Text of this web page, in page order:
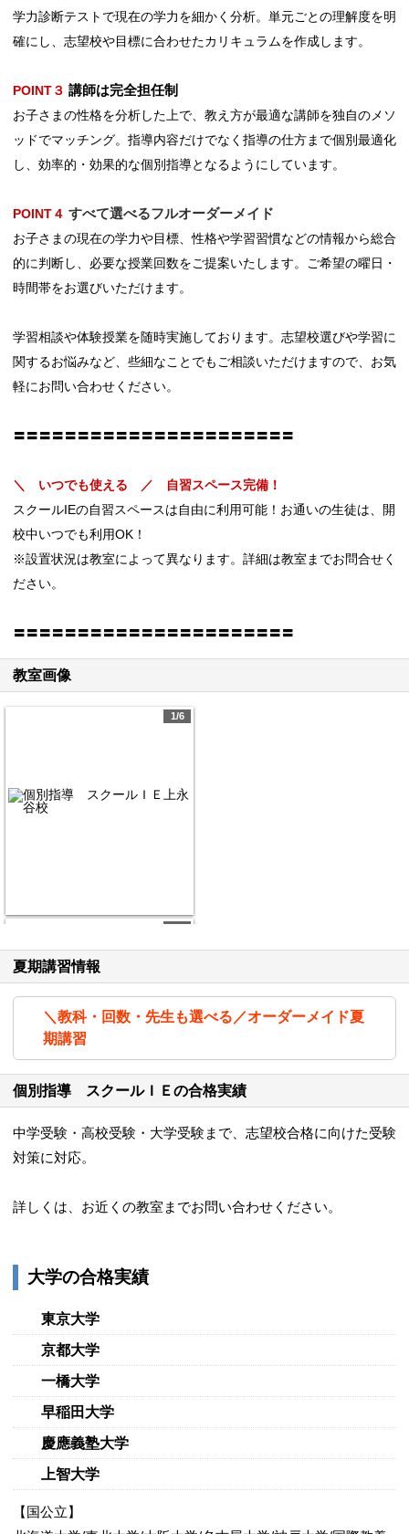
学力診断テストで現在の学力を細かく分析。単元ごとの理解度を明
確にし、志望校や目標に合わせたカリキュラムを作成します。
POINT３ 講師は完全担任制
お子さまの性格を分析した上で、教え⽅が最適な講師を独⾃のメソ
ッドでマッチング。指導内容だけでなく指導の仕⽅まで個別最適化
し、効率的・効果的な個別指導となるようにしています。
POINT４ すべて選べるフルオーダーメイド
お子さまの現在の学力や目標、性格や学習習慣などの情報から総合
的に判断し、必要な授業回数をご提案いたします。ご希望の曜日・
時間帯をお選びいただけます。
学習相談や体験授業を随時実施しております。志望校選びや学習に
関するお悩みなど、些細なことでもご相談いただけますので、お気
軽にお問い合わせください。
〓〓〓〓〓〓〓〓〓〓〓〓〓〓〓〓〓〓〓〓〓〓
＼ いつでも使える ／ 自習スペース完備！
スクールIEの自習スペースは自由に利用可能！お通いの生徒は、開
校中いつでも利用OK！
※設置状況は教室によって異なります。詳細は教室までお問合せく
ださい。
〓〓〓〓〓〓〓〓〓〓〓〓〓〓〓〓〓〓〓〓〓〓
教室画像
1/6
2/6
横浜市営地下鉄 上永谷駅より徒歩4分
3/6
1対2または1対1の個別指導です
夏期講習情報
＼教科・回数・先生も選べる／オーダーメイド夏
期講習
個別指導 スクールＩＥの合格実績
中学受験・高校受験・大学受験まで、志望校合格に向けた受験
対策に対応。
詳しくは、お近くの教室までお問い合わせください。
大学の合格実績
東京大学
京都大学
一橋大学
早稲田大学
慶應義塾大学
上智大学
【国公立】